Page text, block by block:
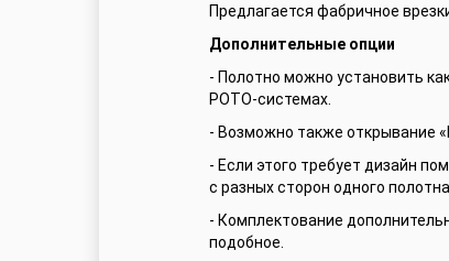
Предлагается фабричное
Дополнительные опции
- Полотно можно установить
РОТО-системах.
- Возможно также открывание
- Если этого требует дизайн
с разных сторон одного полотна.
- Комплектование
подобное.